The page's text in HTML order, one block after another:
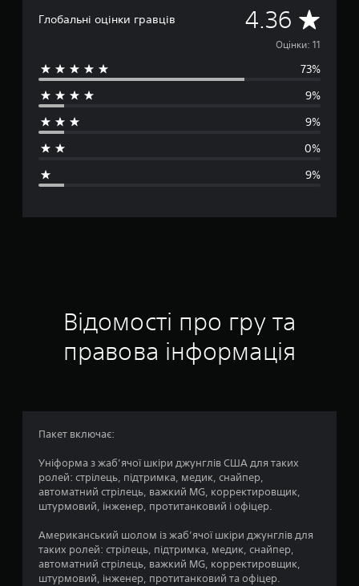
Глобальні оцінки гравців 4.36 С
е
р
н
о
н
к
.
3
з
Оцінки: 11
73%
9%
9%
0%
9%
Відомості про гру та
правова інформація
Пакет включає:
Уніформа з жаб’ячої шкіри джунглів США для таких
ролей: стрілець, підтримка, медик, снайпер,
автоматний стрілець, важкий MG, корректировщик,
штурмовий, інженер, протитанковий і офіцер.
Американський шолом із жаб’ячої шкіри джунглів для
таких ролей: стрілець, підтримка, медик, снайпер,
автоматний стрілець, важкий MG, корректировщик,
штурмовий, інженер, протитанковий та офіцер.